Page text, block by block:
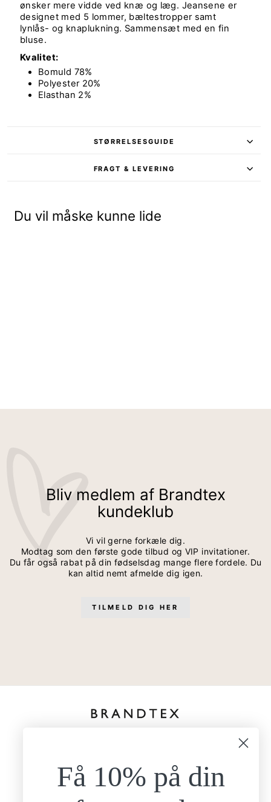
ønsker mere vidde ved knæ og læg. Jeansene er
designet med 5 lommer, bæltestropper samt
lynlås- og knaplukning. Sammensæt med en fin
bluse.
Kvalitet:
Bomuld 78%
Polyester 20%
Elasthan 2%
STØRRELSESGUIDE
FRAGT & LEVERING
Du vil måske kunne lide
Bliv medlem af Brandtex
kundeklub
Vi vil gerne forkæle dig.
Modtag som den første gode tilbud og VIP invitationer.
Du får også rabat på din fødselsdag mange flere fordele. Du
kan altid nemt afmelde dig igen.
TILMELD DIG HER
Mandag - torsdag
9.00-15.00
Få 10% på din